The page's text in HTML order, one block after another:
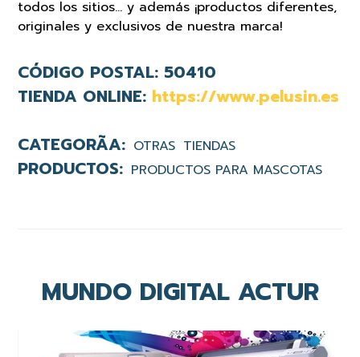
todos los sitios… y además ¡productos diferentes,
originales y exclusivos de nuestra marca!
CÓDIGO POSTAL: 50410
TIENDA ONLINE: https://www.pelusin.es
OTRAS TIENDAS
PRODUCTOS PARA MASCOTAS
MUNDO DIGITAL ACTUR